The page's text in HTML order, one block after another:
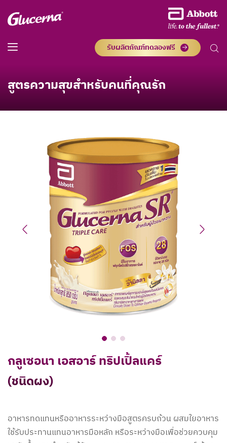
รับผลิตภัณฑ์ทดลองฟรี
สูตรความสุขสำหรับคนที่คุณรัก
Previous
กลูเซอนา เอสอาร์ ทริปเปิ้ลแคร์
(ชนิดผง)
อาหารทดแทนหรืออาหารระหว่างมือสูตรครบถ้วน ผสมใยอาหาร
ใช้รับประทานแทนอาหารมือหลัก หรือระหว่างมือเพื่อช่วยควบคุม